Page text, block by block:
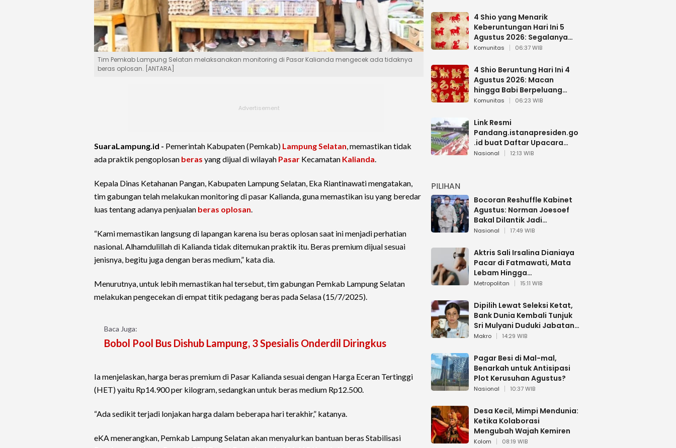
Tim Pemkab Lampung Selatan melaksanakan monitoring di Pasar Kalianda mengecek ada tidaknya
beras oplosan. [ANTARA]
SuaraLampung.id - Pemerintah Kabupaten (Pemkab) Lampung Selatan, memastikan tidak
ada praktik pengoplosan beras yang dijual di wilayah Pasar Kecamatan Kalianda.
Kepala Dinas Ketahanan Pangan, Kabupaten Lampung Selatan, Eka Riantinawati mengatakan,
tim gabungan telah melakukan monitoring di pasar Kalianda, guna memastikan isu yang beredar
luas tentang adanya penjualan beras oplosan.
“Kami memastikan langsung di lapangan karena isu beras oplosan saat ini menjadi perhatian
nasional. Alhamdulillah di Kalianda tidak ditemukan praktik itu. Beras premium dijual sesuai
jenisnya, begitu juga dengan beras medium,” kata dia.
Menurutnya, untuk lebih memastikan hal tersebut, tim gabungan Pemkab Lampung Selatan
melakukan pengecekan di empat titik pedagang beras pada Selasa (15/7/2025).
Baca Juga:
Bobol Pool Bus Dishub Lampung, 3 Spesialis Onderdil Diringkus
Ia menjelaskan, harga beras premium di Pasar Kalianda sesuai dengan Harga Eceran Tertinggi
(HET) yaitu Rp14.900 per kilogram, sedangkan untuk beras medium Rp12.500.
“Ada sedikit terjadi lonjakan harga dalam beberapa hari terakhir,” katanya.
eKA menerangkan, Pemkab Lampung Selatan akan menyalurkan bantuan beras Stabilisasi
4 Shio yang Menarik
Keberuntungan Hari Ini 5
Agustus 2026: Segalanya
Berjalan Lancar
Komunitas 06:37 WIB
4 Shio Beruntung Hari Ini 4
Agustus 2026: Macan
hingga Babi Berpeluang
Dapat Kabar Baik
Komunitas 06:23 WIB
Link Resmi
Pandang.istanapresiden.go
.id buat Daftar Upacara
Bendera HUT RI di Istana
Nasional 12:13 WIB
PILIHAN
Bocoran Reshuffle Kabinet
Agustus: Norman Joesoef
Bakal Dilantik Jadi
Wamenhan RI
Nasional 17:49 WIB
Aktris Sali Irsalina Dianiaya
Pacar di Fatmawati, Mata
Lebam Hingga
Diselamatkan Polantas
Metropolitan 15:11 WIB
Dipilih Lewat Seleksi Ketat,
Bank Dunia Kembali Tunjuk
Sri Mulyani Duduki Jabatan
Strategis
Makro 14:29 WIB
Pagar Besi di Mal-mal,
Benarkah untuk Antisipasi
Plot Kerusuhan Agustus?
Nasional 10:37 WIB
Desa Kecil, Mimpi Mendunia:
Ketika Kolaborasi
Mengubah Wajah Kemiren
Kolom 08:19 WIB